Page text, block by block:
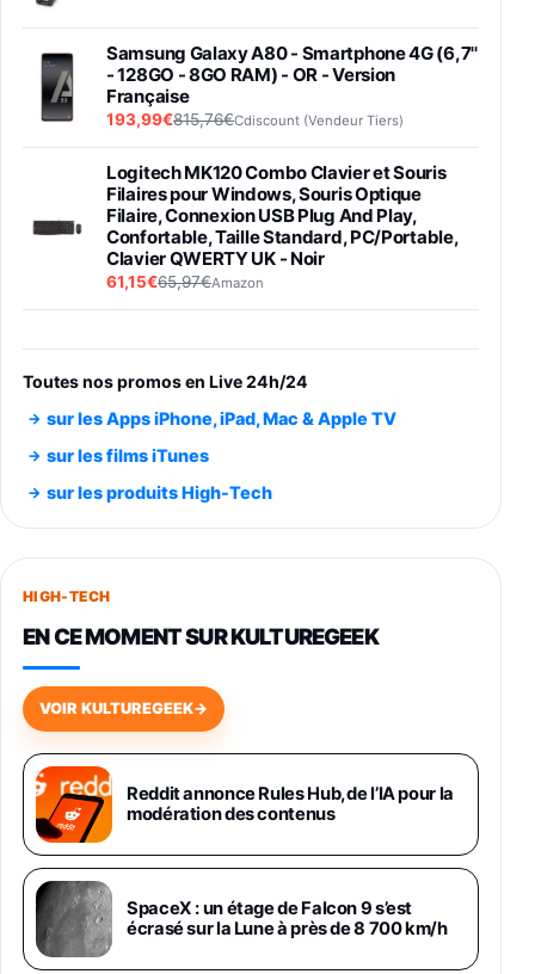
Samsung Galaxy A80 - Smartphone 4G (6,7''
- 128GO - 8GO RAM) - OR - Version
Française
193,99€815,76€Cdiscount (Vendeur Tiers)
Logitech MK120 Combo Clavier et Souris
Filaires pour Windows, Souris Optique
Filaire, Connexion USB Plug And Play,
Confortable, Taille Standard, PC/Portable,
Clavier QWERTY UK - Noir
61,15€65,97€Amazon
entraénement direct 3 vitesses (33-45-78
trs/min) avec pre-ampli intégré et port USB
Smartphone SAMSUNG Galaxy S26 Ultra
891,99€1199€Fnac (Vendeur Tiers)
Smartphone SAMSUNG Galaxy S26+ Violet
749,99€
648,63€834,71€
Samsung Galaxy Miracle Ultra, Smartphone
Android 5G avec Galaxy AI, 512 Go,
Chargeur Secteur Rapide 25W Inclus,
Smartphone déverrouillé, Noir, Version FR
1019€
Galaxy S26 Ultra 512 Go Bleu
1019€1399€Fnac (Vendeur Tiers)
Toutes nos promos en Live 24h/24
sur les Apps iPhone, iPad, Mac & Apple TV
sur les films iTunes
sur les produits High-Tech
HIGH-TECH
EN CE MOMENT SUR KULTUREGEEK
VOIR KULTUREGEEK→
Reddit annonce Rules Hub, de l’IA pour la
modération des contenus
SpaceX : un étage de Falcon 9 s’est
écrasé sur la Lune à près de 8 700 km/h